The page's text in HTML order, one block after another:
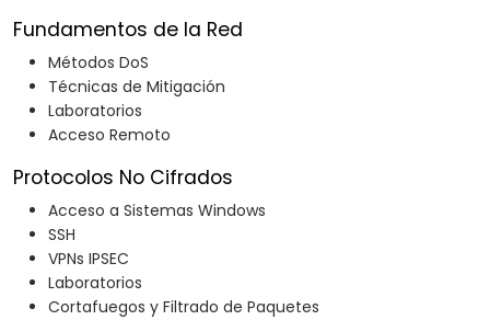
Fundamentos de la Red
Métodos DoS
Técnicas de Mitigación
Laboratorios
Acceso Remoto
Protocolos No Cifrados
Acceso a Sistemas Windows
SSH
VPNs IPSEC
Laboratorios
Cortafuegos y Filtrado de Paquetes